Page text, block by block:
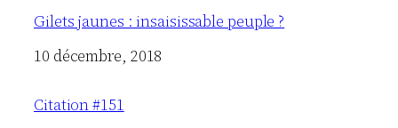
Gilets jaunes : insaisissable peuple ?
Date
10 décembre, 2018
Citation #151